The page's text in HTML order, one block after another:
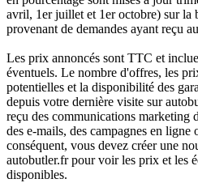
avril, 1er juillet et 1er octobre) sur la
provenant de demandes ayant reçu
Les prix annoncés sont TTC et
éventuels. Le nombre d'offres, les
potentielles et la disponibilité des
depuis votre dernière visite sur
reçu des communications marketing
des e-mails, des campagnes en ligne
conséquent, vous devez créer une
autobutler.fr pour voir les prix et les
disponibles.